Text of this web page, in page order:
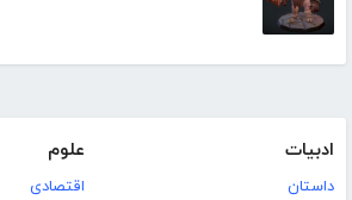
ادبیات
داستان
علوم
اقتصادی